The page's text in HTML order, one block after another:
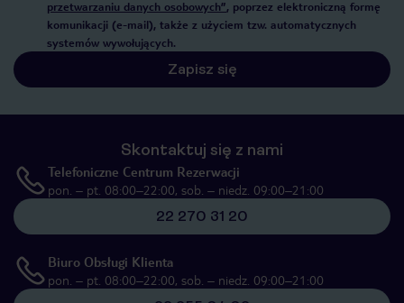
przetwarzaniu danych osobowych”, poprzez elektroniczną formę
komunikacji (e-mail), także z użyciem tzw. automatycznych
systemów wywołujących.
Zapisz się
Skontaktuj się z nami
Telefoniczne Centrum Rezerwacji
pon. – pt. 08:00–22:00, sob. – niedz. 09:00–21:00
22 270 31 20
Biuro Obsługi Klienta
pon. – pt. 08:00–22:00, sob. – niedz. 09:00–21:00